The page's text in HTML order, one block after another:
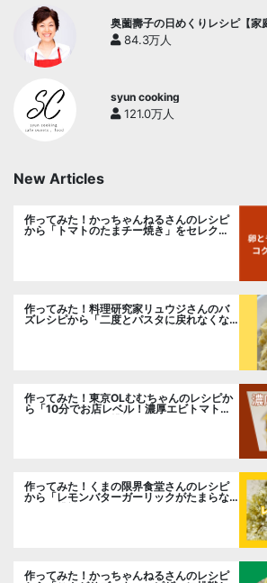
奥薗壽子の日めくりレシピ【家
ネル】
84.3万人
syun cooking
121.0万人
New Articles
作ってみた！かっちゃんねるさんのレシピ
から「トマトのたまチー焼き」をセレク
作ってみた！料理研究家リュウジさんのバ
ズレシピから「二度とパスタに戻れなくな
作ってみた！東京OLむむちゃんのレシピか
ら「10分でお店レベル！濃厚エビトマトク
リームパスタ」に挑戦
作ってみた！くまの限界食堂さんのレシピ
から「レモンバターガーリックがたまらな
作ってみた！かっちゃんねるさんのレシピ